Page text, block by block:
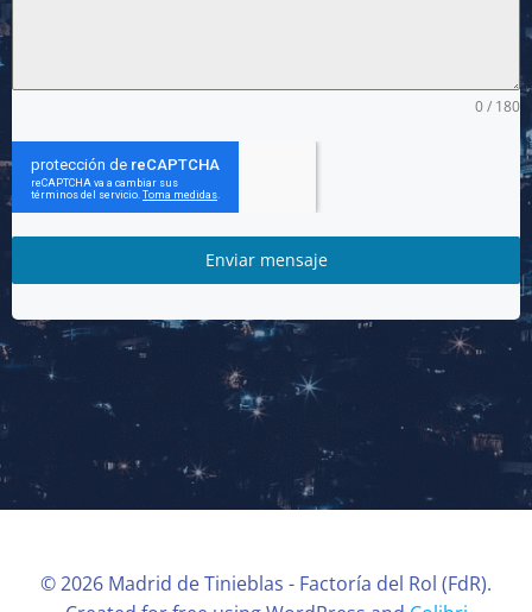
0 / 180
Enviar mensaje
© 2026 Madrid de Tinieblas - Factoría del Rol (FdR).